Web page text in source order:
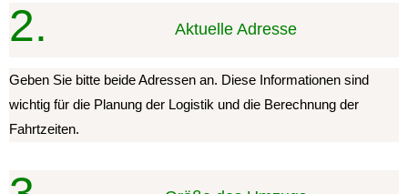
2. Aktuelle Adresse
Geben Sie bitte beide Adressen an. Diese Informationen sind
wichtig für die Planung der Logistik und die Berechnung der
Fahrtzeiten.